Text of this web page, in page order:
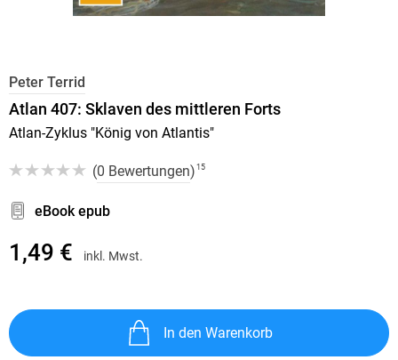
Peter Terrid
Atlan 407: Sklaven des mittleren Forts
Atlan-Zyklus "König von Atlantis"
(0 Bewertungen) 15
eBook epub
1,49 € inkl. Mwst.
In den Warenkorb